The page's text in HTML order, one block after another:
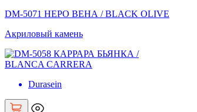
DM-5071 НЕРО ВЕНА / BLACK OLIVE
Акриловый камень
Durasein